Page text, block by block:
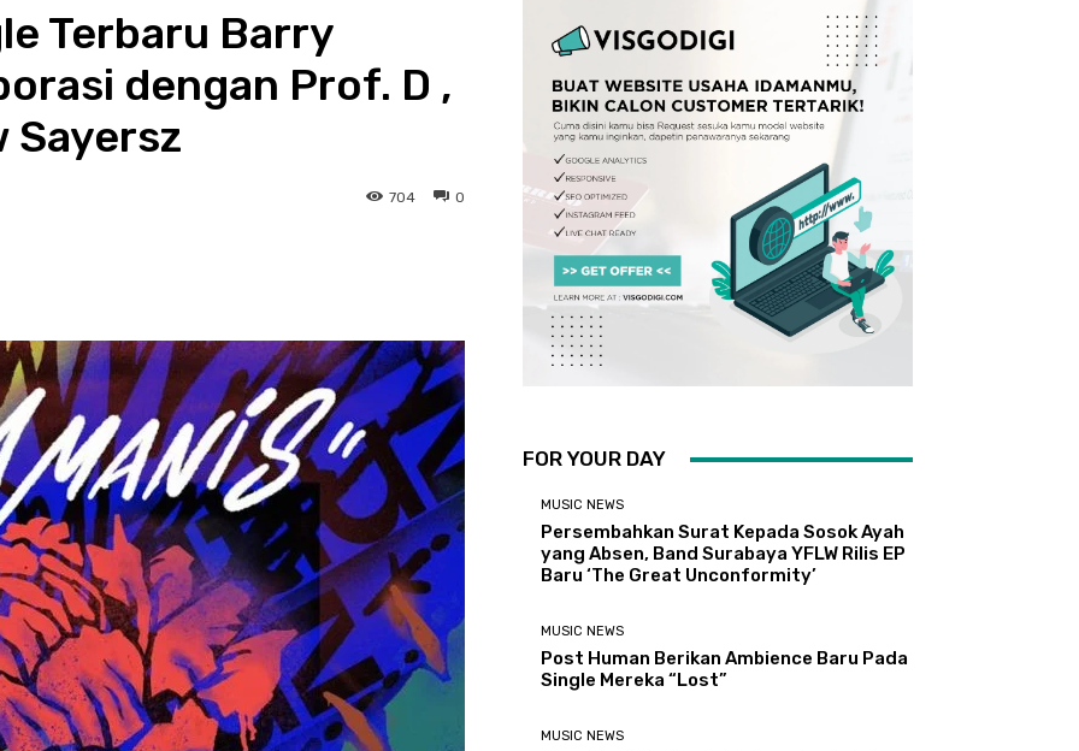
Terbaru Barry
dengan Prof. D ,
Sayersz
0
704
FOR YOUR DAY
MUSIC NEWS
Persembahkan Surat Kepada Sosok Ayah
yang Absen, Band Surabaya YFLW Rilis EP
Baru ‘The Great Unconformity’
MUSIC NEWS
Post Human Berikan Ambience Baru Pada
Single Mereka “Lost”
MUSIC NEWS